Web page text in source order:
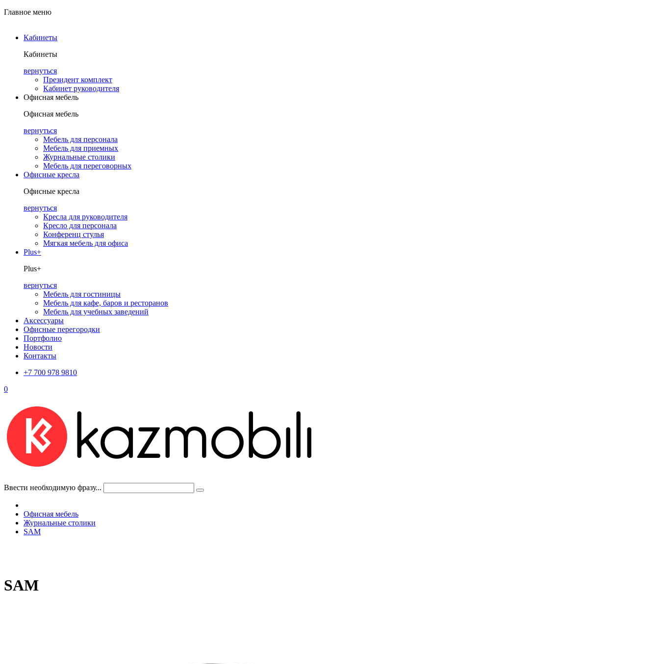
Главное меню
Кабинеты
Кабинеты
вернуться
Президент комплект
Кабинет руководителя
Офисная мебель
Офисная мебель
вернуться
Мебель для персонала
Мебель для приемных
Журнальные столики
Мебель для переговорных
Офисные кресла
Офисные кресла
вернуться
Кресла для руководителя
Кресло для персонала
Конференц стулья
Мягкая мебель для офиса
Plus+
Plus+
вернуться
Мебель для гостиницы
Мебель для кафе, баров и ресторанов
Мебель для учебных заведений
Аксессуары
Офисные перегородки
Портфолио
Новости
Контакты
+7 700 978 9810
0
Ввести необходимую фразу...
Офисная мебель
Журнальные столики
SAM
SAM